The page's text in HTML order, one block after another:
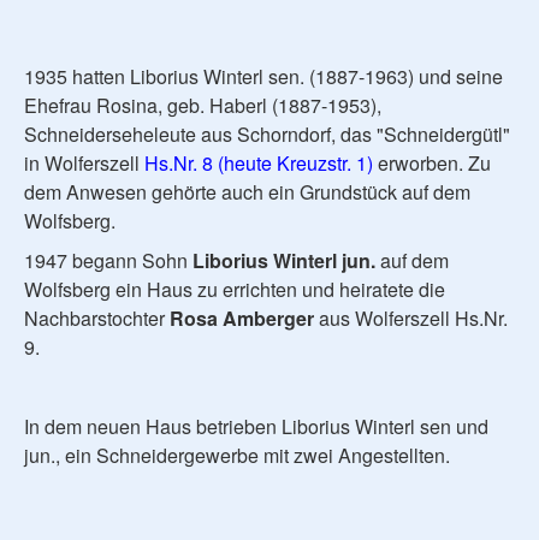
1935 hatten Liborius Winterl sen. (1887-1963) und seine
Ehefrau Rosina, geb. Haberl (1887-1953),
Schneiderseheleute aus Schorndorf, das "Schneidergütl"
in Wolferszell Hs.Nr. 8 (heute Kreuzstr. 1) erworben. Zu
dem Anwesen gehörte auch ein Grundstück auf dem
Wolfsberg.
1947 begann Sohn Liborius Winterl jun.auf dem
Wolfsberg ein Haus zu errichten und heiratete die
NachbarstochterRosa Ambergeraus Wolferszell Hs.Nr.
9.
In dem neuen Haus betrieben Liborius Winterl sen und
jun., ein Schneidergewerbe mit zwei Angestellten.